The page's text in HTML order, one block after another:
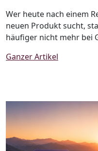
Wer heute nach einem
neuen Produkt sucht,
häufiger nicht mehr bei
längst von einer reinen
Informationen finden
Ganzer Artikel